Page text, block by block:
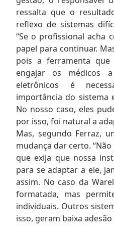
ressalta que o
reflexo de sistemas
“Se o profissional acha
papel para continuar.
pois a ferramenta que
engajar os médicos
eletrônicos é
importância do sistema
No nosso caso, eles
por isso, foi natural a
Mas, segundo Ferraz,
mudança dar certo.
que exija que nossa
para se adaptar a ele,
assim. No caso da
formatada, mas
individuais. Outros
isso, geram baixa